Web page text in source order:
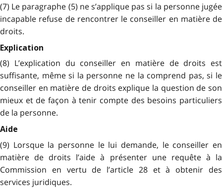
(7) Le paragraphe (5) ne s’applique pas si la personne jugée
incapable refuse de rencontrer le conseiller en matière de
droits.
Explication
(8) L’explication du conseiller en matière de droits est
suffisante, même si la personne ne la comprend pas, si le
conseiller en matière de droits explique la question de son
mieux et de façon à tenir compte des besoins particuliers
de la personne.
Aide
(9) Lorsque la personne le lui demande, le conseiller en
matière de droits l’aide à présenter une requête à la
Commission en vertu de l’article 28 et à obtenir des
services juridiques.